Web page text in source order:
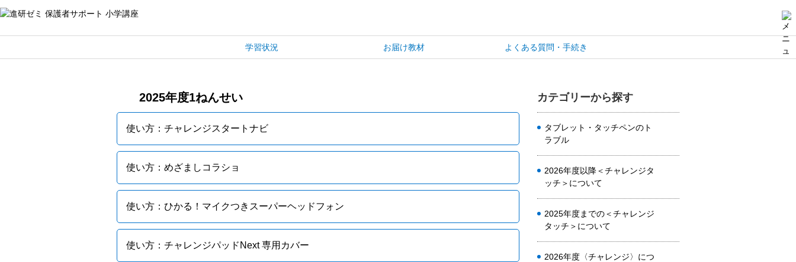
学習状況 お届け教材 よくある質問・手続き
カテゴリーから探す
タブレット・タッチペンのト
ラブル
2026年度以降＜チャレンジタ
ッチ＞について
2025年度までの＜チャレンジ
タッチ＞について
2026年度〈チャレンジ〉につ
2025年度1ねんせい
使い方：チャレンジスタートナビ
使い方：めざましコラショ
使い方：ひかる！マイクつきスーパーヘッドフォン
使い方：チャレンジパッドNext 専用カバー